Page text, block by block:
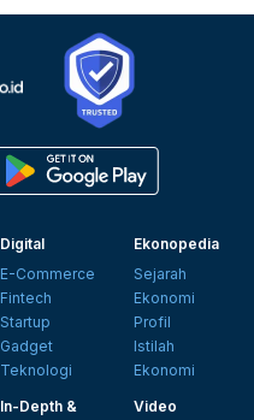
Digital
E-Commerce
Fintech
Startup
Gadget
Teknologi
Ekonopedia
Sejarah
Ekonomi
Profil
Istilah
Ekonomi
In-Depth &
Video